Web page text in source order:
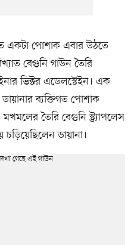
একটা পোশাক এবার উঠতে
বেগুনি গাউন তৈরি
ভিক্টর এডেলস্টেইন। এক
ব্যক্তিগত পোশাক
তৈরি বেগুনি স্ট্র্যাপলেস
ডায়ানা।